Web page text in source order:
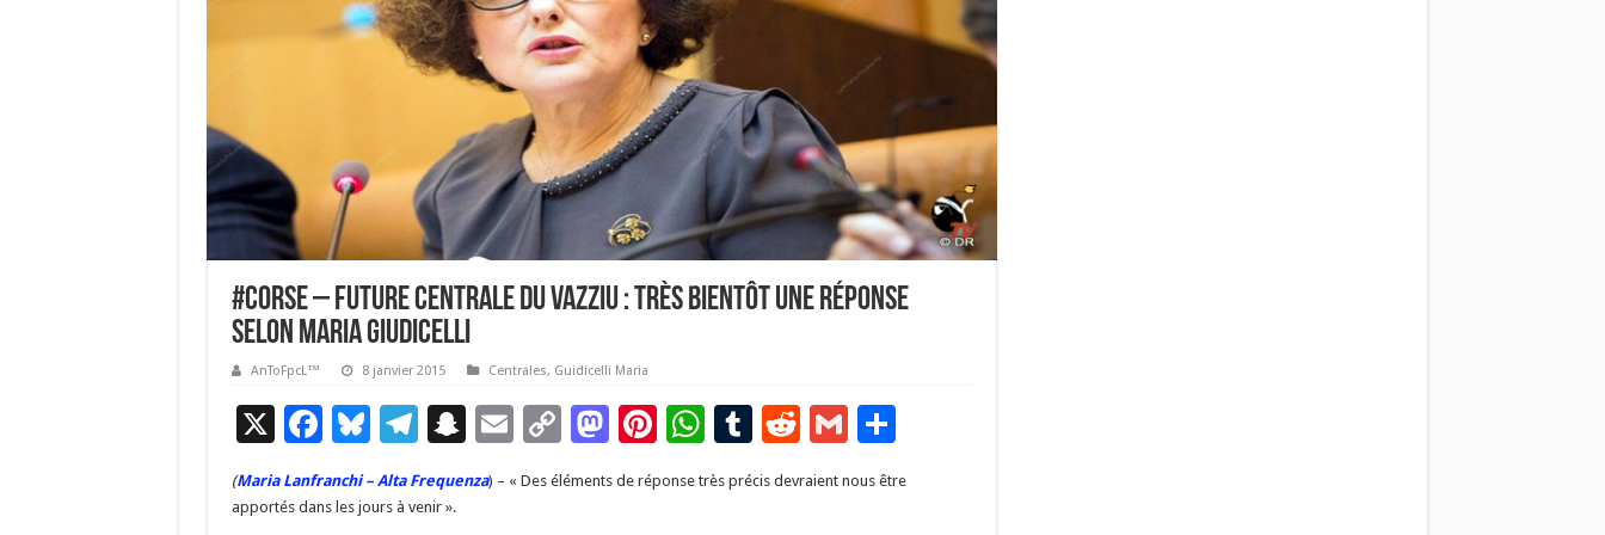
#Corse – Future centrale du Vazziu : très bientôt une réponse
selon Maria Giudicelli
AnToFpcL™ 8 janvier 2015 Centrales, Guidicelli Maria
X F
ac
e
Bl
u
es
T
el
e
S
a
E
ai
C
o
p
M
as
to
Pi
er
W
h
at
T
u
m
R
e
d
G
m
ai
P
ta
(Maria Lanfranchi – Alta Frequenza) – « Des éléments de réponse très précis devraient nous être
apportés dans les jours à venir ».